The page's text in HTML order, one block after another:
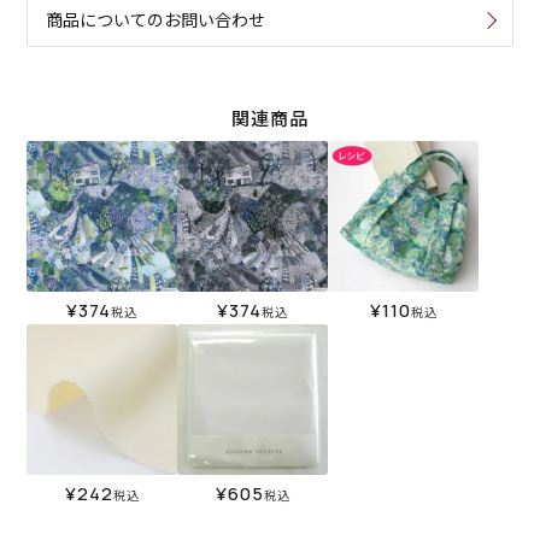
商品についてのお問い合わせ
関連商品
¥374税込 ¥374税込 ¥110税込
¥242税込 ¥605税込